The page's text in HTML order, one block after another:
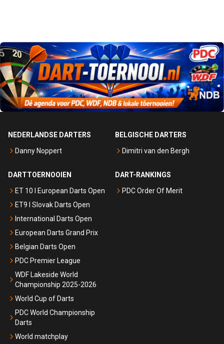
NEDERLANDSE DARTERS
Danny Noppert
BELGISCHE DARTERS
Dimitri van den Bergh
DARTTOERNOOIEN
ET 10 I European Darts Open
ET9 I Slovak Darts Open
International Darts Open
European Darts Grand Prix
Belgian Darts Open
PDC Premier League
WDF Lakeside World
Championship 2025-2026
World Cup of Darts
PDC World Championship
Darts
World matchplay
DART-RANKINGS
PDC Order Of Merit